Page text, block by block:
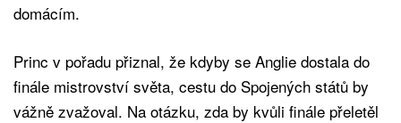
domácím.
Princ v pořadu přiznal, že kdyby se Anglie dostala do
finále mistrovství světa, cestu do Spojených států by
vážně zvažoval. Na otázku, zda by kvůli finále přeletěl